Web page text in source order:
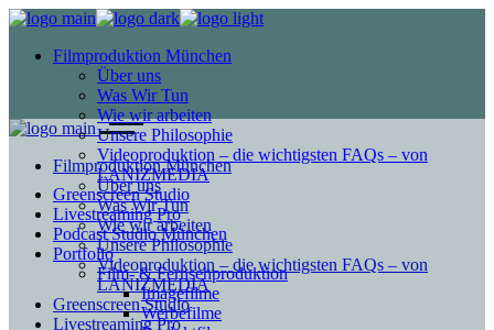
Filmproduktion München
Über uns
Was Wir Tun
Wie wir arbeiten
Unsere Philosophie
Videoproduktion – die wichtigsten FAQs – von
LANIZMEDIA
Greenscreen Studio
Livestreaming Pro
Podcast Studio München
Portfolio
Film- & Fernsehproduktion
Imagefilme
Werbefilme
Filmproduktion München
Über uns
Was Wir Tun
Wie wir arbeiten
Unsere Philosophie
Videoproduktion – die wichtigsten FAQs – von
LANIZMEDIA
Greenscreen Studio
Livestreaming Pro